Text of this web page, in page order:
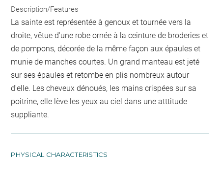
Description/Features
La sainte est représentée à genoux et tournée vers la
droite, vêtue d'une robe ornée à la ceinture de broderies et
de pompons, décorée de la même façon aux épaules et
munie de manches courtes. Un grand manteau est jeté
sur ses épaules et retombe en plis nombreux autour
d'elle. Les cheveux dénoués, les mains crispées sur sa
poitrine, elle lève les yeux au ciel dans une atttitude
suppliante.
PHYSICAL CHARACTERISTICS